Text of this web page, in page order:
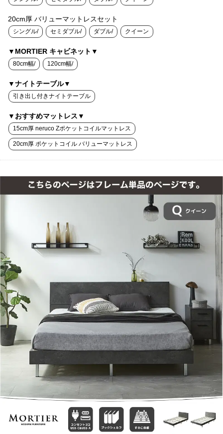
20cm厚 バリューマットレスセット
シングル/ セミダブル/ ダブル/ クイーン
▼MORTIER キャビネット▼
80cm幅/ 120cm幅/
▼ナイトテーブル▼
引き出し付きナイトテーブル
▼おすすめマットレス▼
15cm厚 neruco Zポケットコイルマットレス
20cm厚 ポケットコイル バリューマットレス